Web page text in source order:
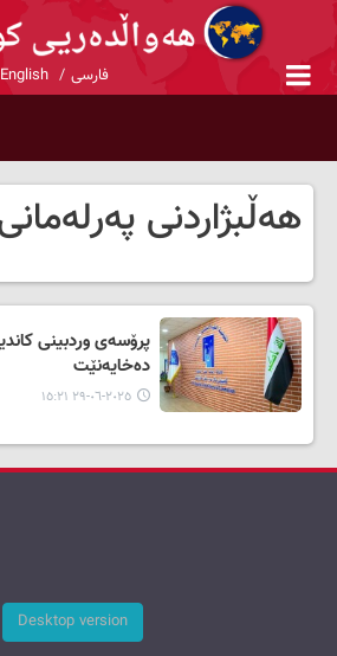
فارسی English
هەڵبژاردنی
ده‌خایه‌نێت
٢٠٢٥-٠٦-٢٩ ١٥:٢١
Desktop version